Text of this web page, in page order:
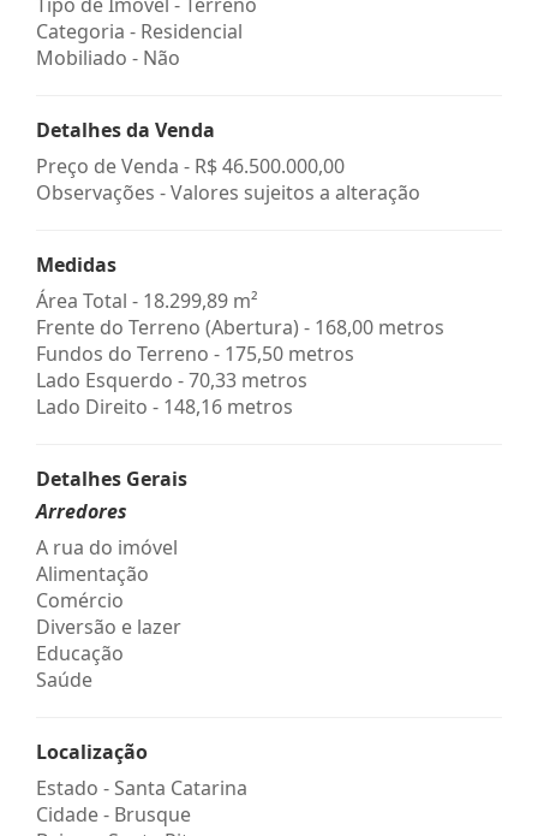
Categoria - Residencial
Mobiliado - Não
Detalhes da Venda
Preço de Venda - R$ 46.500.000,00
Observações - Valores sujeitos a alteração
Medidas
Área Total - 18.299,89 m²
Frente do Terreno (Abertura) - 168,00 metros
Fundos do Terreno - 175,50 metros
Lado Esquerdo - 70,33 metros
Lado Direito - 148,16 metros
Detalhes Gerais
Arredores
A rua do imóvel
Alimentação
Comércio
Diversão e lazer
Educação
Saúde
Localização
Estado -Santa Catarina
Cidade - Brusque